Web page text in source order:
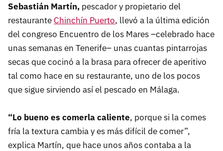
Sebastián Martín, pescador y propietario del
restaurante Chinchín Puerto, llevó a la última edición
del congreso Encuentro de los Mares –celebrado hace
unas semanas en Tenerife– unas cuantas pintarrojas
secas que cocinó a la brasa para ofrecer de aperitivo
tal como hace en su restaurante, uno de los pocos
que sigue sirviendo así el pescado en Málaga.
“Lo bueno es comerla caliente, porque si la comes
fría la textura cambia y es más difícil de comer”,
explica Martín, que hace unos años contaba a la